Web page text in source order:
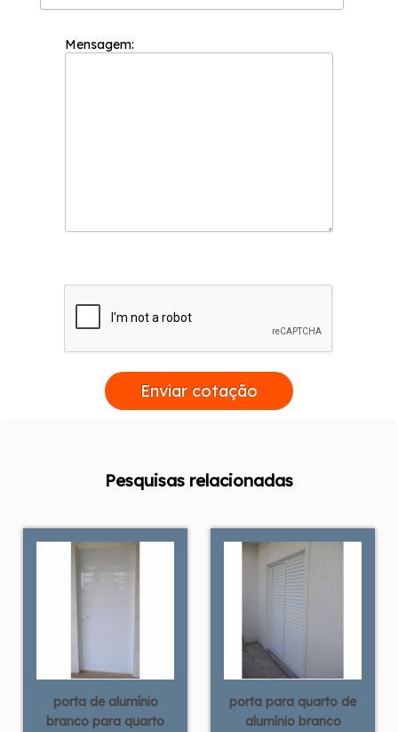
Mensagem:
Enviar cotação
Pesquisas relacionadas
porta de alumínio
branco para quarto
porta para quarto de
alumínio branco